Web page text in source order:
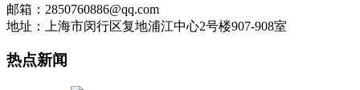
邮箱：2850760886@qq.com
地址：上海市闵行区复地浦江中心2号楼907-908室
热点新闻